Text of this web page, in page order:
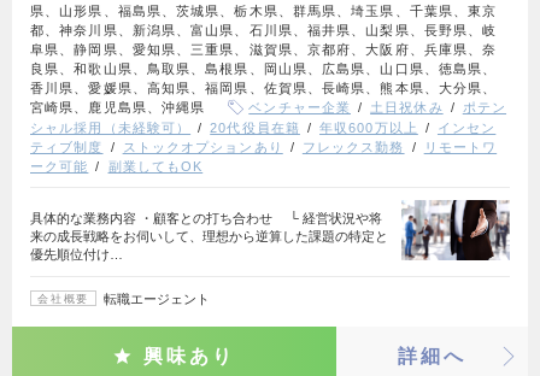
県、山形県、福島県、茨城県、栃木県、群馬県、埼玉県、千葉県、東京
都、神奈川県、新潟県、富山県、石川県、福井県、山梨県、長野県、岐
阜県、静岡県、愛知県、三重県、滋賀県、京都府、大阪府、兵庫県、奈
良県、和歌山県、鳥取県、島根県、岡山県、広島県、山口県、徳島県、
香川県、愛媛県、高知県、福岡県、佐賀県、長崎県、熊本県、大分県、
宮崎県、鹿児島県、沖縄県
ベンチャー企業 土日祝休み
ポテン
シャル採用（未経験可）
20代役員在籍 年収600万以上
インセン
ティブ制度
ストックオプションあり フレックス勤務
リモートワ
ーク可能
副業してもOK
具体的な業務内容 ・顧客との打ち合わせ └ 経営状況や将
来の成長戦略をお伺いして、理想から逆算した課題の特定と
優先順位付け…
会社概要 転職エージェント
興味あり 詳細へ